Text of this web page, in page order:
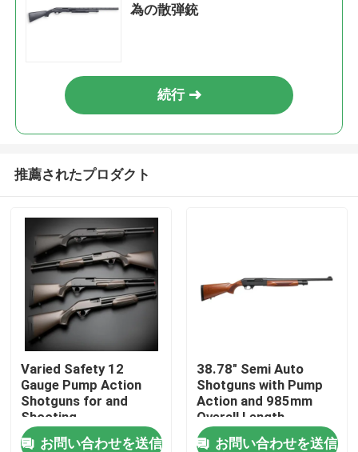
為の散弾銃
続行
推薦されたプロダクト
Varied Safety 12
Gauge Pump Action
Shotguns for and
Shooting
Performance
お問い合わせを送信
38.78" Semi Auto
Shotguns with Pump
Action and 985mm
Overall Length
お問い合わせを送信